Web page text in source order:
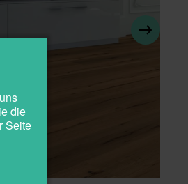
die
Seite